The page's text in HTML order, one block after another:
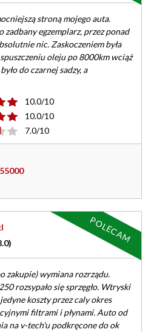
stroną mojego auta.
zadbany egzemplarz, przez ponad
nic. Zaskoczeniem była
oleju po 8000km wciąż
do czarnej sadzy, a
10.0/10
10.0/10
7.0/10
zakupie) wymiana rozrządu.
rozsypało się sprzęgło. Wtryski
koszty przez caly okres
filtrami i płynami. Auto od
na v-tech'u podkręcone do ok
POLECAM